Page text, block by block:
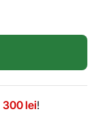
300 lei!